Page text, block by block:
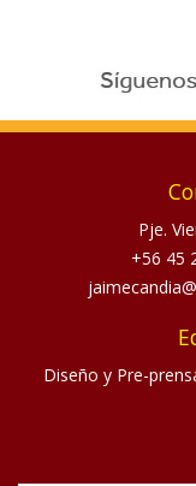
Pje.
+56 45
Diseño y Pre-